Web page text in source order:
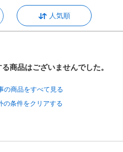
人気順
る商品はございませんでした。
の商品をすべて見る
の条件をクリアする